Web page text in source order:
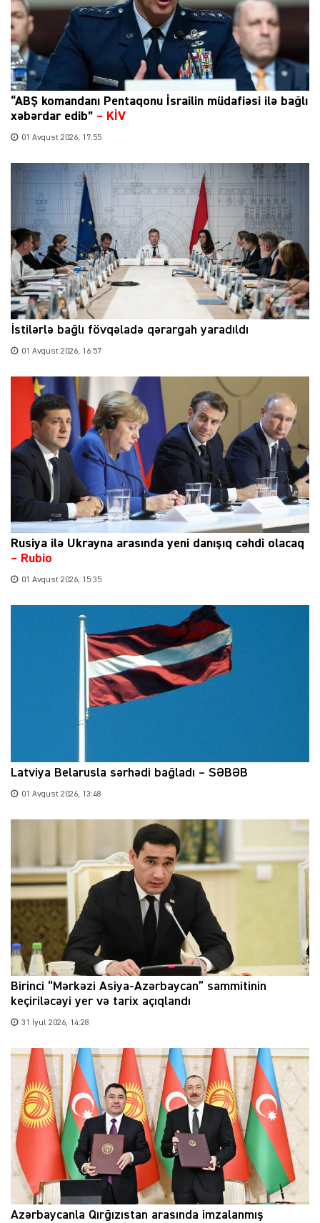
“ABŞ komandanı Pentaqonu İsrailin müdafiəsi ilə bağlı
xəbərdar edib” – KİV
01 Avqust 2026, 17:55
İstilərlə bağlı fövqəladə qərargah yaradıldı
01 Avqust 2026, 16:57
Rusiya ilə Ukrayna arasında yeni danışıq cəhdi olacaq
– Rubio
01 Avqust 2026, 15:35
Latviya Belarusla sərhədi bağladı – SƏBƏB
01 Avqust 2026, 13:48
Birinci “Mərkəzi Asiya-Azərbaycan” sammitinin
keçiriləcəyi yer və tarix açıqlandı
31 İyul 2026, 14:28
Azərbaycanla Qırğızıstan arasında imzalanmış